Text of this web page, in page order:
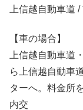
上信越自動車道
【車の場合】
上信越自動車道
ら上信越自動車
ターへ。料金所
内交